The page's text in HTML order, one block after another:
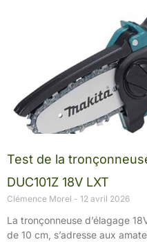
Test de la
DUC101Z 18V LXT
Clémence Morel 12 avril 2026
La tronçonneuse d’élagage
de 10 cm, s’adresse aux